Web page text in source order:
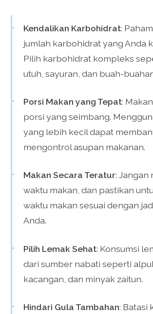
Kendalikan Karbohidrat:
jumlah karbohidrat yang Anda
Pilih karbohidrat kompleks
utuh, sayuran, dan buah-
Porsi Makan yang Tepat:
porsi yang seimbang.
yang lebih kecil dapat
mengontrol asupan makanan.
Makan Secara Teratur: Jangan
waktu makan, dan pastikan
waktu makan sesuai dengan
Anda.
Pilih Lemak Sehat: Konsumsi
dari sumber nabati seperti
kacangan, dan minyak zaitun.
Hindari Gula Tambahan: Batasi